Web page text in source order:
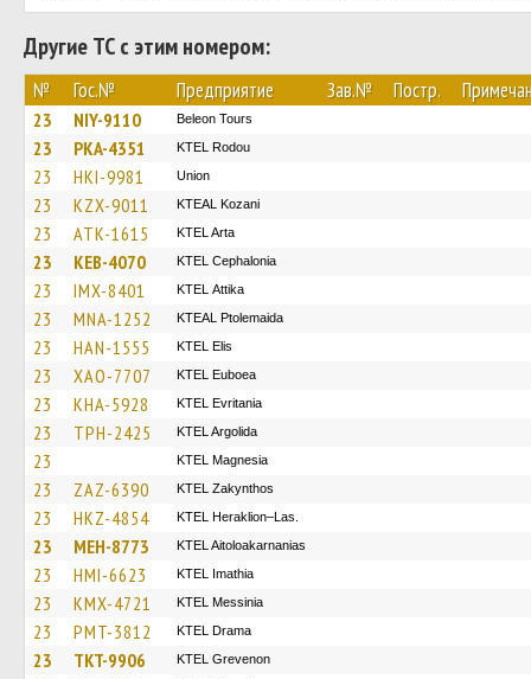
Другие ТС с этим номером:
№ Гос.№ Предприятие Зав.№ Постр.
23 NIY-9110 Beleon Tours
23 PKA-4351 ΚΤΕL Rodou
23 HKI-9981 Union
23 KZX-9011 KTEAL Kozani
23 ATK-1615 KTEL Arta
23 KEB-4070 KTEL Cephalonia
23 IMX-8401 KΤΕL Αttika
23 MNA-1252 KTEAL Ptolemaida
23 HAN-1555 KTEL Elis
23 XAO-7707 ΚΤΕL Euboea
23 KHA-5928 ΚΤΕL Evritania
23 TPH-2425 KTEL Argolida
23 ΚΤΕL Magnesia
23 ZAZ-6390 KTEL Zakynthos
23 HKZ-4854 KTEL Heraklion–Las.
23 MEH-8773 KTEL Aitoloakarnanias
23 HMI-6623 KTEL Imathia
23 KMX-4721 KTEL Messinia
23 PMT-3812 KTEL Drama
23 TKT-9906 ΚΤΕL Grevenon